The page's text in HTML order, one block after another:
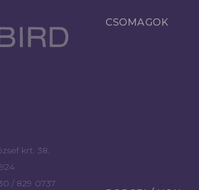
CSOMAGOK
krt. 38.
/ 829 0737